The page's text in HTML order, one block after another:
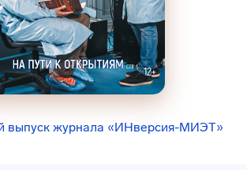
выпуск журнала «ИНверсия-МИЭТ»